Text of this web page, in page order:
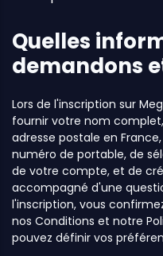
Quelles
demandons
Lors de l'inscription sur
fournir votre nom
adresse postale en
numéro de portable, de
de votre compte, et de
accompagné d'une
l'inscription, vous
nos Conditions et notre
pouvez définir vos